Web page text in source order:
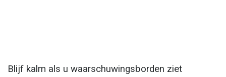
Blijf kalm als u waarschuwingsborden ziet